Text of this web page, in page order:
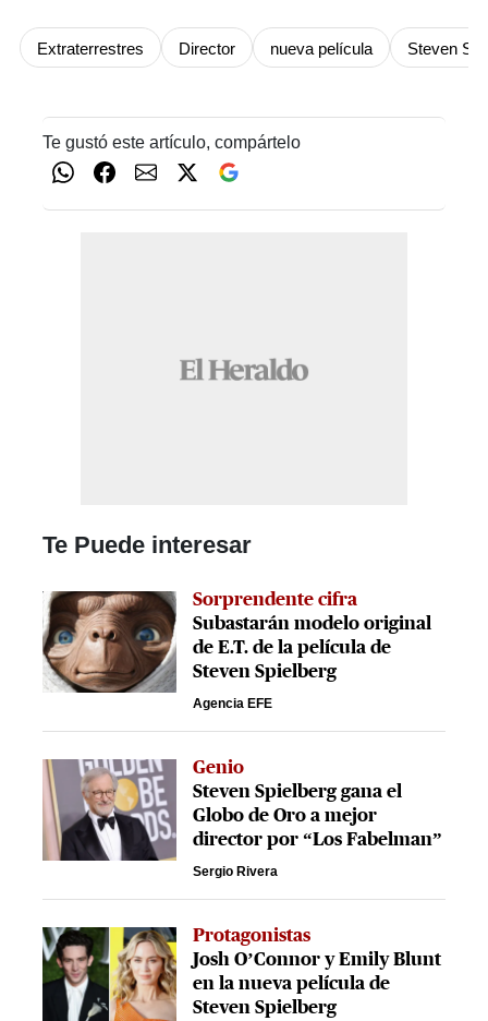
Extraterrestres Director nueva película Steven
Te gustó este artículo, compártelo
Te Puede interesar
Sorprendente cifra
Subastarán modelo original
de E.T. de la película de
Steven Spielberg
Agencia EFE
Genio
Steven Spielberg gana el
Globo de Oro a mejor
director por “Los Fabelman”
Sergio Rivera
Protagonistas
Josh O’Connor y Emily Blunt
en la nueva película de
Steven Spielberg